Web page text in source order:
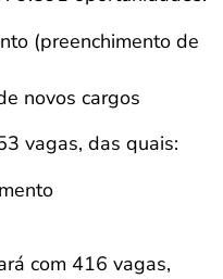
(preenchimento de
novos cargos
vagas, das quais:
com 416 vagas,